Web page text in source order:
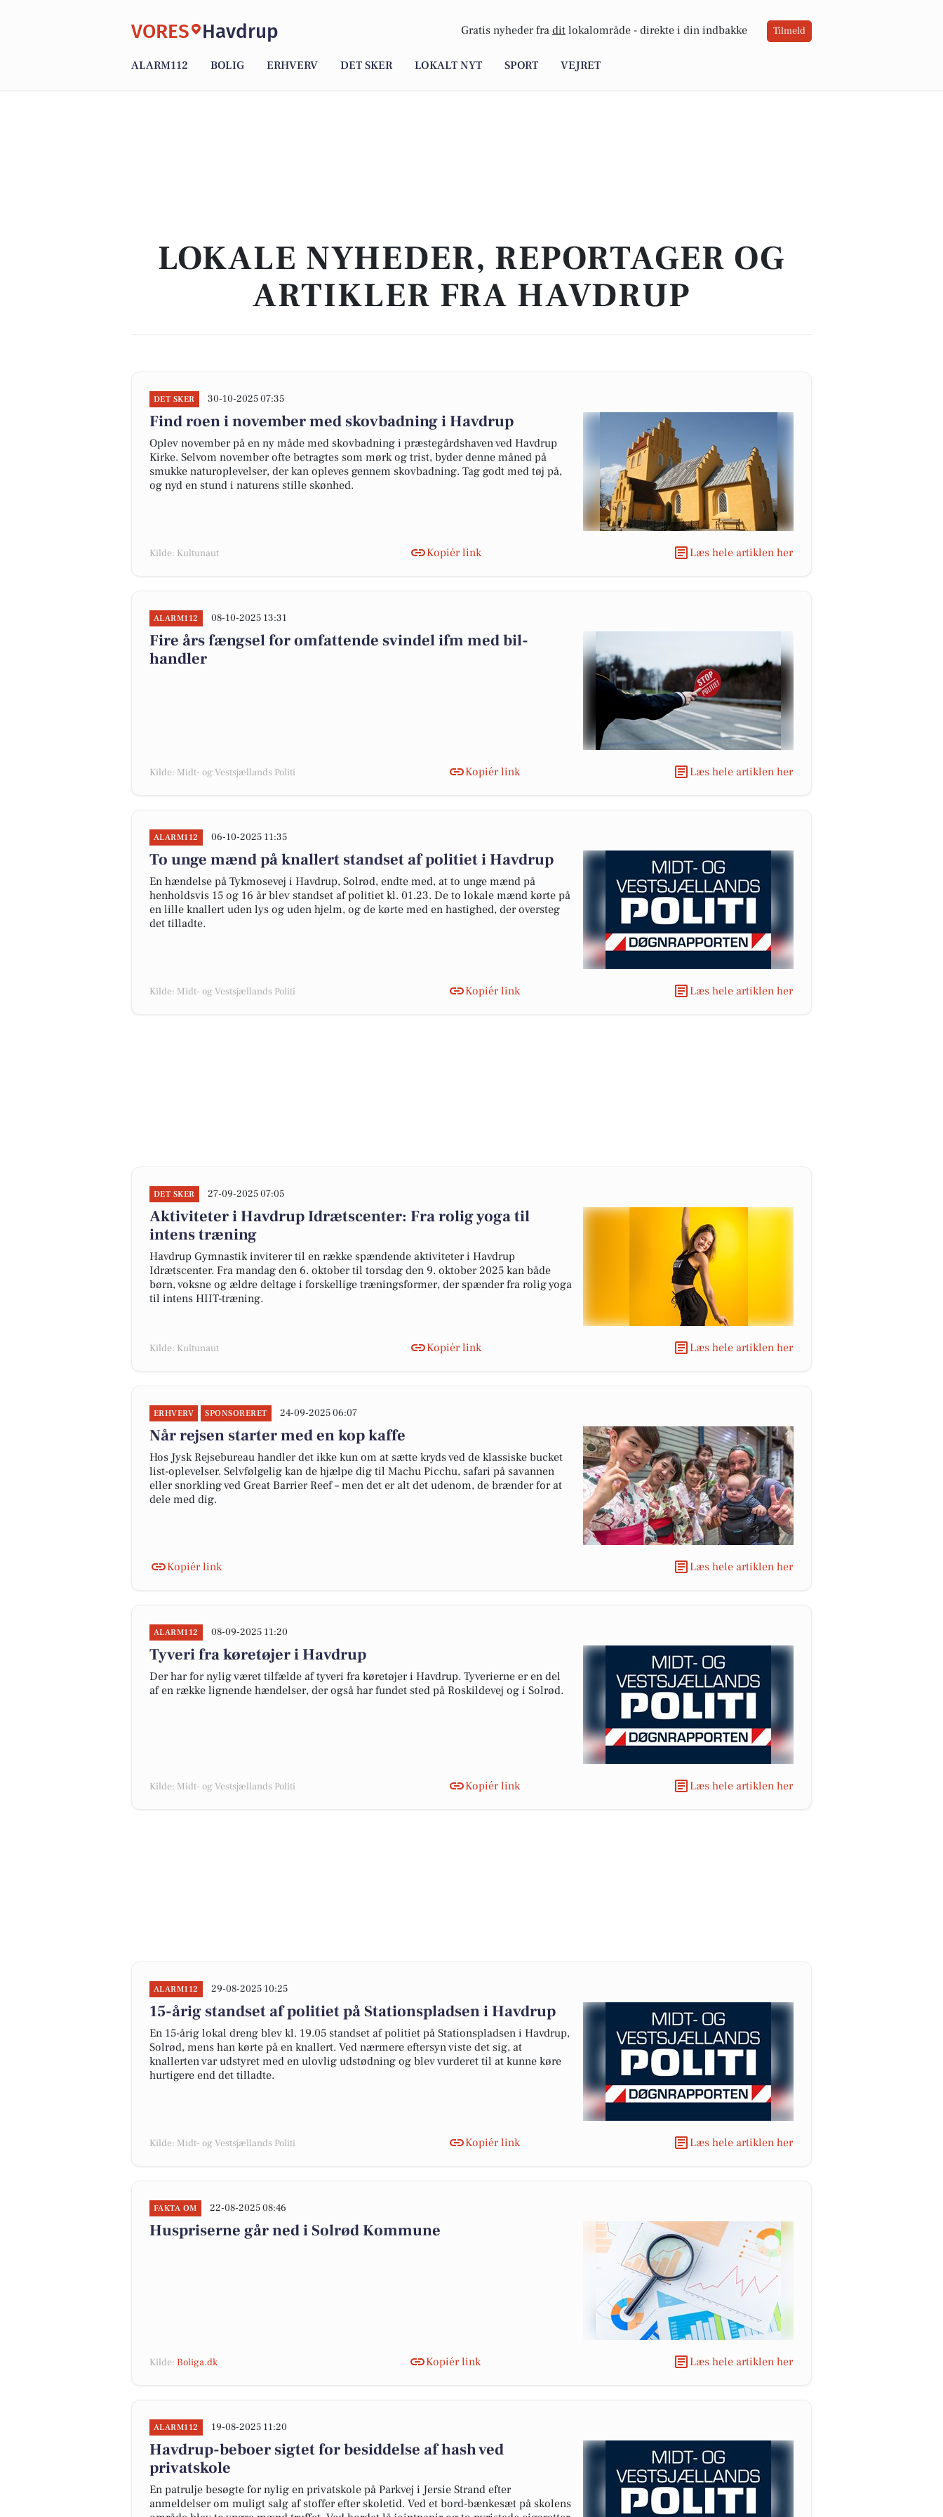
VORES Havdrup Gratis nyheder fra dit lokalområde - direkte i din indbakke Tilmeld
ALARM112 BOLIG ERHVERV DET SKER LOKALT NYT SPORT VEJRET
LOKALE NYHEDER, REPORTAGER OG
ARTIKLER FRA HAVDRUP
DET SKER 30-10-2025 07:35
Find roen i november med skovbadning i Havdrup
Oplev november på en ny måde med skovbadning i præstegårdshaven ved Havdrup
Kirke. Selvom november ofte betragtes som mørk og trist, byder denne måned på
smukke naturoplevelser, der kan opleves gennem skovbadning. Tag godt med tøj på,
og nyd en stund i naturens stille skønhed.
Kilde: Kultunaut Kopiér link Læs hele artiklen her
ALARM112 08-10-2025 13:31
Fire års fængsel for omfattende svindel ifm med bil-
handler
Kilde: Midt- og Vestsjællands Politi Kopiér link Læs hele artiklen her
ALARM112 06-10-2025 11:35
To unge mænd på knallert standset af politiet i Havdrup
En hændelse på Tykmosevej i Havdrup, Solrød, endte med, at to unge mænd på
henholdsvis 15 og 16 år blev standset af politiet kl. 01.23. De to lokale mænd kørte på
en lille knallert uden lys og uden hjelm, og de kørte med en hastighed, der oversteg
det tilladte.
Kilde: Midt- og Vestsjællands Politi Kopiér link Læs hele artiklen her
DET SKER 27-09-2025 07:05
Aktiviteter i Havdrup Idrætscenter: Fra rolig yoga til
intens træning
Havdrup Gymnastik inviterer til en række spændende aktiviteter i Havdrup
Idrætscenter. Fra mandag den 6. oktober til torsdag den 9. oktober 2025 kan både
børn, voksne og ældre deltage i forskellige træningsformer, der spænder fra rolig yoga
til intens HIIT-træning.
Kilde: Kultunaut Kopiér link Læs hele artiklen her
ERHVERV SPONSORERET 24-09-2025 06:07
Når rejsen starter med en kop kaffe
Hos Jysk Rejsebureau handler det ikke kun om at sætte kryds ved de klassiske bucket
list-oplevelser. Selvfølgelig kan de hjælpe dig til Machu Picchu, safari på savannen
eller snorkling ved Great Barrier Reef – men det er alt det udenom, de brænder for at
dele med dig.
Kopiér link Læs hele artiklen her
ALARM112 08-09-2025 11:20
Tyveri fra køretøjer i Havdrup
Der har for nylig været tilfælde af tyveri fra køretøjer i Havdrup. Tyverierne er en del
af en række lignende hændelser, der også har fundet sted på Roskildevej og i Solrød.
Kilde: Midt- og Vestsjællands Politi Kopiér link Læs hele artiklen her
ALARM112 29-08-2025 10:25
15-årig standset af politiet på Stationspladsen i Havdrup
En 15-årig lokal dreng blev kl. 19.05 standset af politiet på Stationspladsen i Havdrup,
Solrød, mens han kørte på en knallert. Ved nærmere eftersyn viste det sig, at
knallerten var udstyret med en ulovlig udstødning og blev vurderet til at kunne køre
hurtigere end det tilladte.
Kilde: Midt- og Vestsjællands Politi Kopiér link Læs hele artiklen her
FAKTA OM 22-08-2025 08:46
Huspriserne går ned i Solrød Kommune
Kilde: Boliga.dk Kopiér link Læs hele artiklen her
ALARM112 19-08-2025 11:20
Havdrup-beboer sigtet for besiddelse af hash ved
privatskole
En patrulje besøgte for nylig en privatskole på Parkvej i Jersie Strand efter
anmeldelser om muligt salg af stoffer efter skoletid. Ved et bord-bænkesæt på skolens